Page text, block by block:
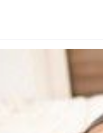
pe măsură ce